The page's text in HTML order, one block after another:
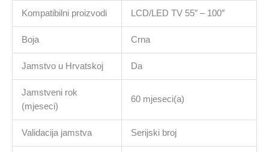
Kompatibilni proizvodi LCD/LED TV 55″ – 100″
Boja Crna
Jamstvo u Hrvatskoj Da
Jamstveni rok
(mjeseci)
60 mjeseci(a)
Validacija jamstva Serijski broj